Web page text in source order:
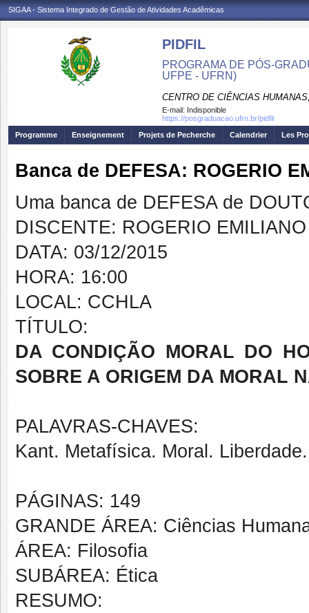
SIGAA - Sistema Integrado de Gestão de Atividades Acadêmicas
PIDFIL
PROGRAMA DE PÓS-
UFPE - UFRN)
CENTRO DE CIÊNCIAS
E-mail: Indisponible
https://posgraduacao.ufrn.br/pidfil
Programme
Enseignement Projets de Pecherche Calendrier Les
Banca de DEFESA: ROGERIO
Uma banca de DEFESA de
DISCENTE: ROGERIO
DATA: 03/12/2015
HORA: 16:00
LOCAL: CCHLA
TÍTULO:
DA CONDIÇÃO MORAL DO
SOBRE A ORIGEM DA MORAL
PALAVRAS-CHAVES:
Kant. Metafísica. Moral.
PÁGINAS: 149
GRANDE ÁREA: Ciências
ÁREA: Filosofia
SUBÁREA: Ética
RESUMO: